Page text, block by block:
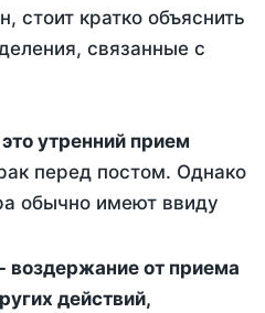
стоит кратко объяснить
связанные с
перед постом. Однако
обычно имеют ввиду
действий,